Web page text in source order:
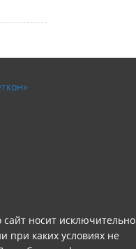
носит исключительно
при каких условиях не